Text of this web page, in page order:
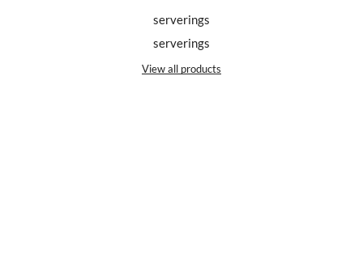
serverings
serverings
View all products